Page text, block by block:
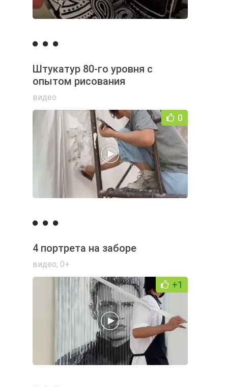
Штукатур 80-го уровня с
опытом рисования
видео
0
4 портрета на заборе
видео, 0+
+1